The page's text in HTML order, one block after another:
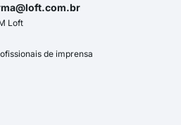
Loft
de imprensa